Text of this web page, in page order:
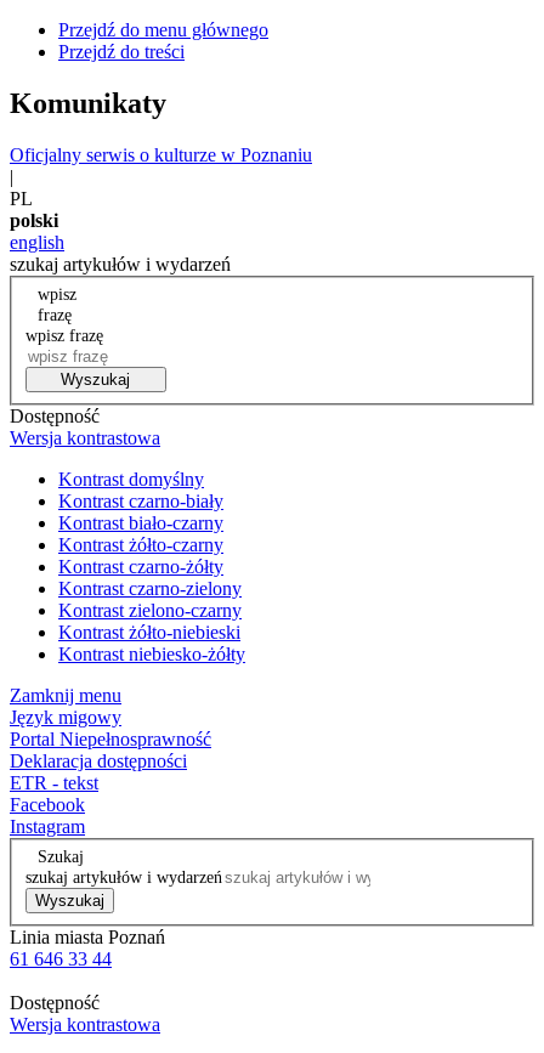
Przejdź do menu głównego
Przejdź do treści
Komunikaty
Oficjalny serwis o kulturze w Poznaniu
|
PL
polski
english
szukaj artykułów i wydarzeń
wpisz
frazę
wpisz frazę
Wyszukaj
Dostępność
Wersja kontrastowa
Kontrast domyślny
Kontrast czarno-biały
Kontrast biało-czarny
Kontrast żółto-czarny
Kontrast czarno-żółty
Kontrast czarno-zielony
Kontrast zielono-czarny
Kontrast żółto-niebieski
Kontrast niebiesko-żółty
Zamknij menu
Język migowy
Portal Niepełnosprawność
Deklaracja dostępności
ETR - tekst
Facebook
Instagram
Szukaj
szukaj artykułów i wydarzeń
Wyszukaj
Linia miasta Poznań
61 646 33 44
Dostępność
Wersja kontrastowa